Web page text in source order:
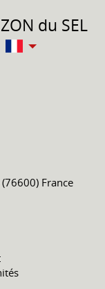
du SEL
France